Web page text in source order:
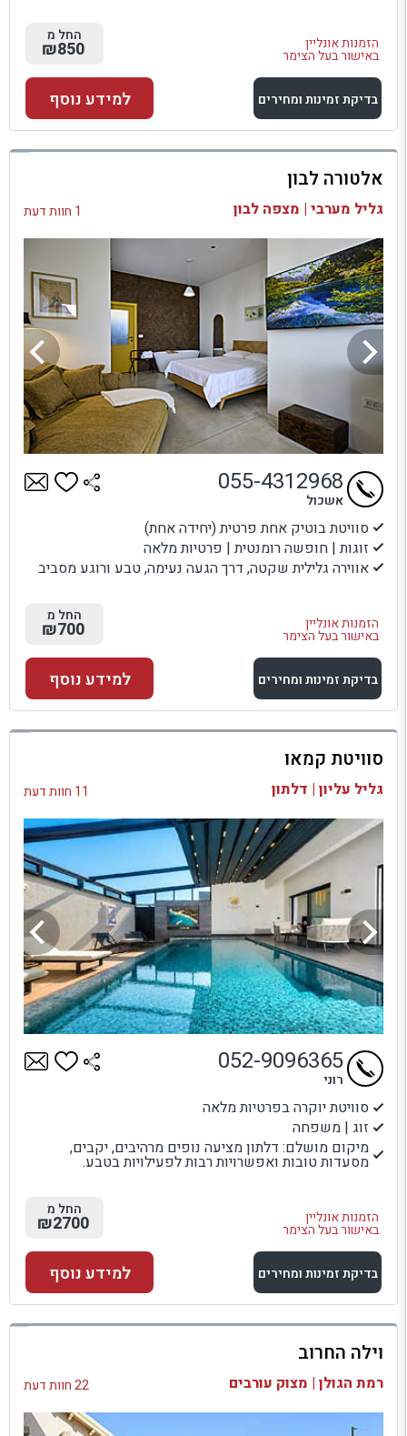
הזמנות אונליין
באישור בעל הצימר
החל מ
₪850
בדיקת זמינות ומחירים
למתחם זה
בדיקת זמינות ומחירים
למידע נוסף
אלטורה לבון
גליל מערבי | מצפה לבון 1 חוות דעת
סוויטת בוטיק אחת פרטית (יחידה אחת)
זוגות | חופשה רומנטית | פרטיות מלאה
אווירה גלילית שקטה, דרך הגעה נעימה, טבע ורוגע מסביב
הזמנות אונליין
באישור בעל הצימר
055-4312968
אשכול
החל מ
₪700
בדיקת זמינות ומחירים
למתחם זה
בדיקת זמינות ומחירים
למידע נוסף
סוויטת קמאו
גליל עליון | דלתון 11 חוות דעת
סוויטת יוקרה בפרטיות מלאה
זוג | משפחה
מיקום מושלם: דלתון מציעה נופים מרהיבים, יקבים,
מסעדות טובות ואפשרויות רבות לפעילויות בטבע.
הזמנות אונליין
באישור בעל הצימר
052-9096365
רוני
החל מ
₪2700
בדיקת זמינות ומחירים
למתחם זה
בדיקת זמינות ומחירים
למידע נוסף
וילה החרוב
רמת הגולן | מצוק עורבים 22 חוות דעת